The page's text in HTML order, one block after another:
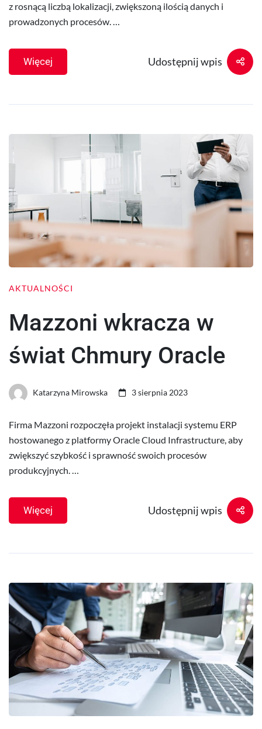
z rosnącą liczbą lokalizacji, zwiększoną ilością danych i
prowadzonych procesów. …
Więcej Udostępnij wpis
AKTUALNOŚCI
Mazzoni wkracza w
świat Chmury Oracle
Katarzyna Mirowska 3 sierpnia 2023
Firma Mazzoni rozpoczęła projekt instalacji systemu ERP
hostowanego z platformy Oracle Cloud Infrastructure, aby
zwiększyć szybkość i sprawność swoich procesów
produkcyjnych. …
Więcej Udostępnij wpis